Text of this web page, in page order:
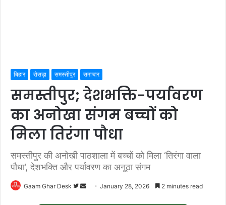
बिहार रोसड़ा समस्तीपुर समाचार
समस्तीपुर; देशभक्ति-पर्यावरण
का अनोखा संगम बच्चों को
मिला तिरंगा पौधा
समस्तीपुर की अनोखी पाठशाला में बच्चों को मिला ‘तिरंगा वाला
पौधा’, देशभक्ति और पर्यावरण का अनूठा संगम
Gaam Ghar Desk
Follow
Send January 28, 2026 2 minutes read